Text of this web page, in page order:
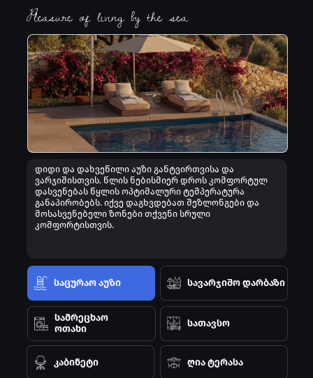
დიდი და დახვეწილი აუზი განტვირთვისა და
ვარჯიშისთვის. წლის ნებისმიერ დროს კომფორტულ
დასვენებას წყლის ოპტიმალური ტემპერატურა
განაპირობებს. იქვე დაგხვდებათ შეზლონგები და
მოსასვენებელი ზონები თქვენი სრული
კომფორტისთვის.
ღია ტერასა
კაბინეტი
სათავსო
სამრეცხაო
ოთახი
სავარჯიშო დარბაზი
საცურაო აუზი